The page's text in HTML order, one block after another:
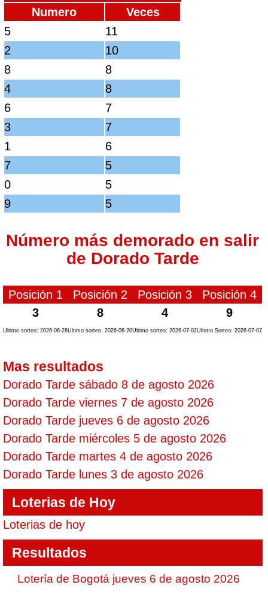
Numero
Veces
5
11
2
10
8
8
4
8
6
7
3
7
1
6
7
5
0
5
9
5
Número más demorado en salir
de Dorado Tarde
Posición 1 Posición 2 Posición 3
Posición 4
3
8 4 9
Ultimo sorteo: 2026-06-26Ultimo sorteo. 2026-06-20Ultimo sorteo: 2026-07-02Ultimo Sorteo: 2026-07-07
Mas resultados
Dorado Tarde sábado 8 de agosto 2026
Dorado Tarde viernes 7 de agosto 2026
Dorado Tarde jueves 6 de agosto 2026
Dorado Tarde miércoles 5 de agosto 2026
Dorado Tarde martes 4 de agosto 2026
Dorado Tarde lunes 3 de agosto 2026
Loterias de Hoy
Loterias de hoy
Resultados
Lotería de Bogotá jueves 6 de agosto 2026